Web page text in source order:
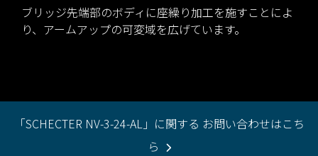
ブリッジ先端部のボディに座繰り加工を施すことによ
り、アームアップの可変域を広げています。
「SCHECTER NV-3-24-AL」に関する お問い合わせはこち
ら